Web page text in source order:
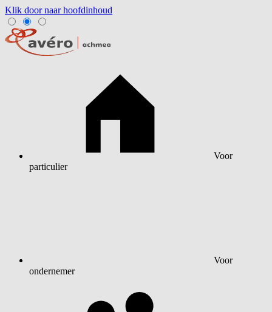
Klik door naar hoofdinhoud
Voor
particulier
Voor
ondernemer